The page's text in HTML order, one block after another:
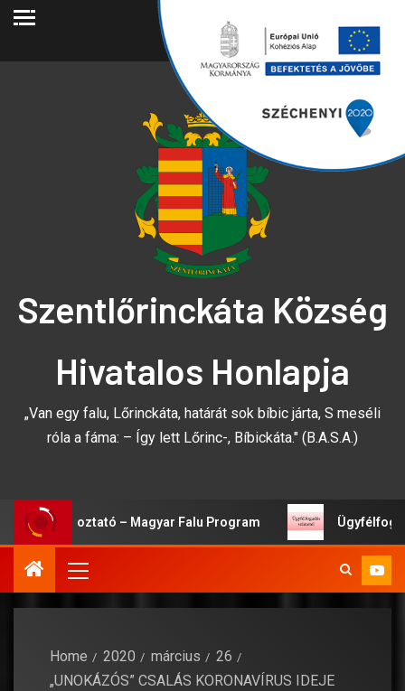
Szentlőrinckáta Község
Hivatalos Honlapja
„Van egy falu, Lőrinckáta, határát sok bíbic járta, S meséli
róla a fáma: – Így lett Lőrinc-, Bíbickáta." (B.A.S.A.)
Tájékoztató – Magyar Falu Program
Home 2020 március
26
„UNOKÁZÓS” CSALÁS KORONAVÍRUS IDEJE